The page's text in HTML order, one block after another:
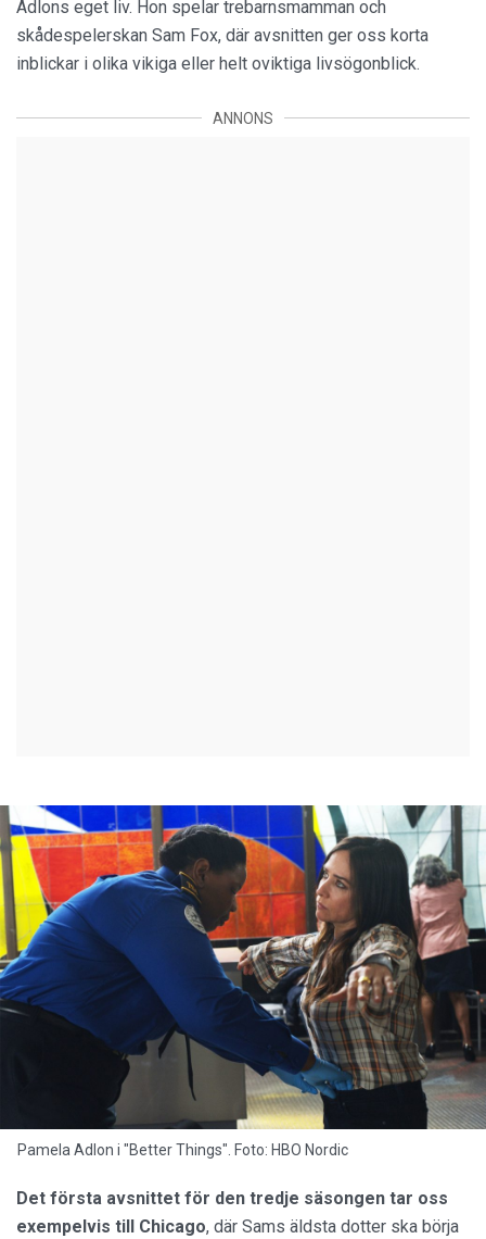
Adlons eget liv. Hon spelar trebarnsmamman och
skådespelerskan Sam Fox, där avsnitten ger oss korta
inblickar i olika vikiga eller helt oviktiga livsögonblick.
ANNONS
Pamela Adlon i "Better Things". Foto: HBO Nordic
Det första avsnittet för den tredje säsongen tar oss
exempelvis till Chicago, där Sams äldsta dotter ska börja